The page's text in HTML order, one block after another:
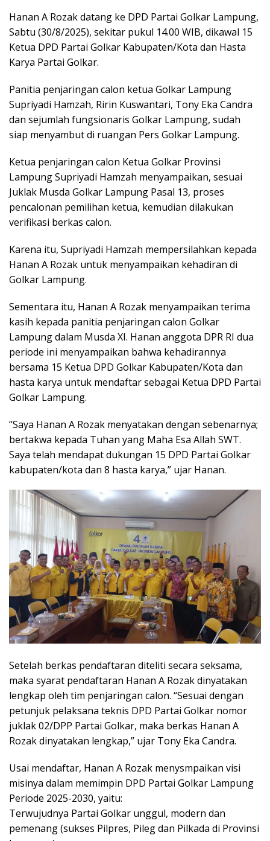
Hanan A Rozak datang ke DPD Partai Golkar Lampung,
Sabtu (30/8/2025), sekitar pukul 14.00 WIB, dikawal 15
Ketua DPD Partai Golkar Kabupaten/Kota dan Hasta
Karya Partai Golkar.
Panitia penjaringan calon ketua Golkar Lampung
Supriyadi Hamzah, Ririn Kuswantari, Tony Eka Candra
dan sejumlah fungsionaris Golkar Lampung, sudah
siap menyambut di ruangan Pers Golkar Lampung.
Ketua penjaringan calon Ketua Golkar Provinsi
Lampung Supriyadi Hamzah menyampaikan, sesuai
Juklak Musda Golkar Lampung Pasal 13, proses
pencalonan pemilihan ketua, kemudian dilakukan
verifikasi berkas calon.
Karena itu, Supriyadi Hamzah mempersilahkan kepada
Hanan A Rozak untuk menyampaikan kehadiran di
Golkar Lampung.
Sementara itu, Hanan A Rozak menyampaikan terima
kasih kepada panitia penjaringan calon Golkar
Lampung dalam Musda XI. Hanan anggota DPR RI dua
periode ini menyampaikan bahwa kehadirannya
bersama 15 Ketua DPD Golkar Kabupaten/Kota dan
hasta karya untuk mendaftar sebagai Ketua DPD Partai
Golkar Lampung.
“Saya Hanan A Rozak menyatakan dengan sebenarnya;
bertakwa kepada Tuhan yang Maha Esa Allah SWT.
Saya telah mendapat dukungan 15 DPD Partai Golkar
kabupaten/kota dan 8 hasta karya,” ujar Hanan.
Setelah berkas pendaftaran diteliti secara seksama,
maka syarat pendaftaran Hanan A Rozak dinyatakan
lengkap oleh tim penjaringan calon. “Sesuai dengan
petunjuk pelaksana teknis DPD Partai Golkar nomor
juklak 02/DPP Partai Golkar, maka berkas Hanan A
Rozak dinyatakan lengkap,” ujar Tony Eka Candra.
Usai mendaftar, Hanan A Rozak menysmpaikan visi
misinya dalam memimpin DPD Partai Golkar Lampung
Periode 2025-2030, yaitu:
Terwujudnya Partai Golkar unggul, modern dan
pemenang (sukses Pilpres, Pileg dan Pilkada di Provinsi